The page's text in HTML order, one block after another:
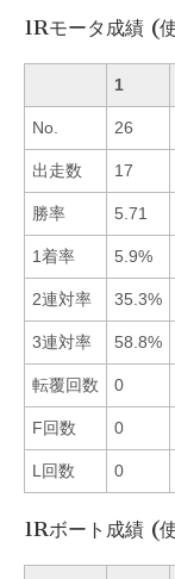
1Rモータ成績 (
1
No. 26
出走数 17
勝率 5.71
1着率 5.9%
2連対率 35.3%
3連対率 58.8%
転覆回数 0
F回数 0
L回数 0
1Rボート成績 (